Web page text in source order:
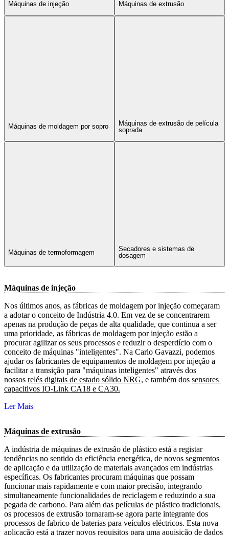
Máquinas de injeção Máquinas de extrusão
Máquinas de moldagem por sopro
Máquinas de extrusão de película
soprada
Máquinas de termoformagem
Secadores e sistemas de
dosagem
Máquinas de injeção
Nos últimos anos, as fábricas de moldagem por injeção começaram
a adotar o conceito de Indústria 4.0. Em vez de se concentrarem
apenas na produção de peças de alta qualidade, que continua a ser
uma prioridade, as fábricas de moldagem por injeção estão a
procurar agilizar os seus processos e reduzir o desperdício com o
conceito de máquinas "inteligentes". Na Carlo Gavazzi, podemos
ajudar os fabricantes de equipamentos de moldagem por injeção a
facilitar a transição para "máquinas inteligentes" através dos
nossos relés digitais de estado sólido NRG, e também dos sensores
capacitivos IO-Link CA18 e CA30.
Ler Mais
Máquinas de extrusão
A indústria de máquinas de extrusão de plástico está a registar
tendências no sentido da eficiência energética, de novos segmentos
de aplicação e da utilização de materiais avançados em indústrias
específicas. Os fabricantes procuram máquinas que possam
funcionar mais rapidamente e com maior precisão, integrando
simultaneamente funcionalidades de reciclagem e reduzindo a sua
pegada de carbono. Para além das películas de plástico tradicionais,
os processos de extrusão tornaram-se agora parte integrante dos
processos de fabrico de baterias para veículos eléctricos. Esta nova
aplicação está a trazer novos requisitos para uma aquisição de dados